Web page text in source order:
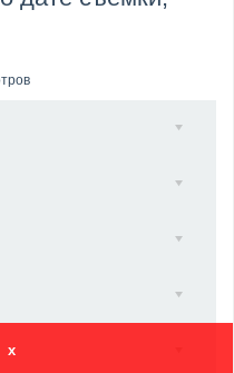
новую волну участ...
x